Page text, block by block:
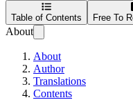
Table of Contents Free To
About
About
Author
Translations
Contents